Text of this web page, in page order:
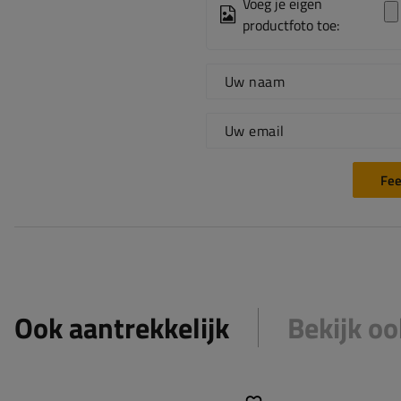
productfoto toe:
Uw naam
Uw email
Ook aantrekkelijk Bekijk